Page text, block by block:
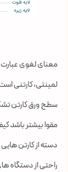
معنای لغوی عبارت
لمینتی، کارتنی
سطح ورق کارتن
مقوا بیشتر باشد
دسته از کارتن
راحتی از دستگاه